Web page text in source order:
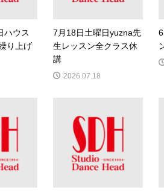
ハウス
り上げ
7月18日土曜日yuzna先
生レッスン全クラス休
講
2026.07.18